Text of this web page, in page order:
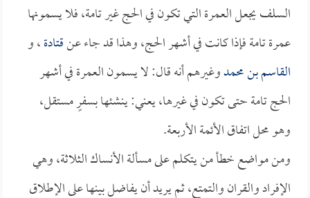
السلف يجعل العمرة التي تكون في الحج غير تامة، فلا يسمونها
عمرة تامة فإذا كانت في أشهر الحج، وهذا قد جاء عنقتادة، و
القاسم بن محمدوغيرهم أنه قال: لا يسمون العمرة في أشهر
الحج تامة حتى تكون في غيرها، يعني: ينشئها بسفرٍ مستقل،
وهو محل اتفاق الأئمة الأربعة.
ومن مواضع خطأ من يتكلم على مسألة الأنساك الثلاثة، وهي
الإفراد والقران والتمتع، ثم يريد أن يفاضل بينها على الإطلاق